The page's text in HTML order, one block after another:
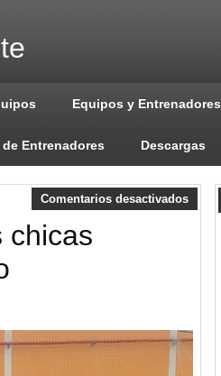
Equipos y Entrenadores
Entrenadores Descargas
Comentarios desactivados
chicas